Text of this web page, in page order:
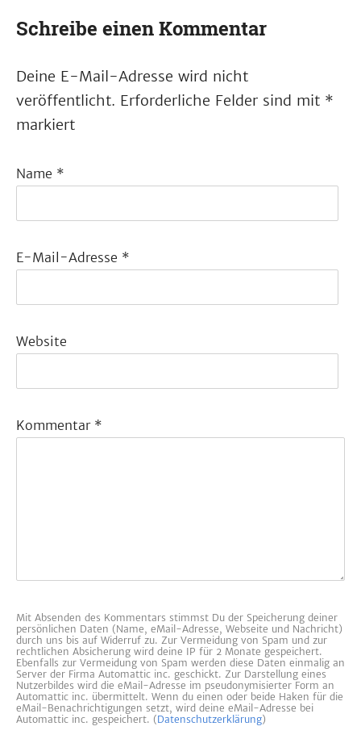
Schreibe einen Kommentar
Deine E-Mail-Adresse wird nicht
veröffentlicht. Erforderliche Felder sind mit *
markiert
Name *
E-Mail-Adresse *
Website
Kommentar *
Mit Absenden des Kommentars stimmst Du der Speicherung deiner
persönlichen Daten (Name, eMail-Adresse, Webseite und Nachricht)
durch uns bis auf Widerruf zu. Zur Vermeidung von Spam und zur
rechtlichen Absicherung wird deine IP für 2 Monate gespeichert.
Ebenfalls zur Vermeidung von Spam werden diese Daten einmalig an
Server der Firma Automattic inc. geschickt. Zur Darstellung eines
Nutzerbildes wird die eMail-Adresse im pseudonymisierter Form an
Automattic inc. übermittelt. Wenn du einen oder beide Haken für die
eMail-Benachrichtigungen setzt, wird deine eMail-Adresse bei
Automattic inc. gespeichert. (Datenschutzerklärung)